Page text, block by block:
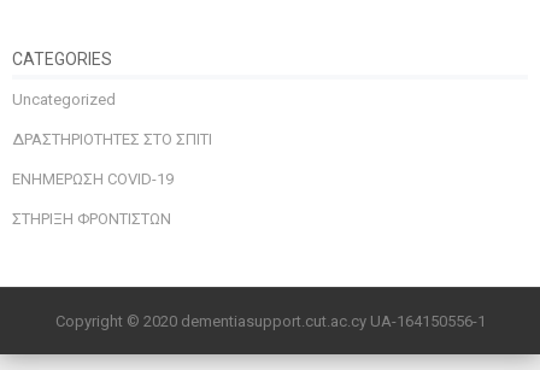
CATEGORIES
Uncategorized
ΔΡΑΣΤΗΡΙΟΤΗΤΕΣ ΣΤΟ ΣΠΙΤΙ
ΕΝΗΜΕΡΩΣΗ COVID-19
ΣΤΗΡΙΞΗ ΦΡΟΝΤΙΣΤΩΝ
Copyright © 2020 dementiasupport.cut.ac.cy UA-164150556-1